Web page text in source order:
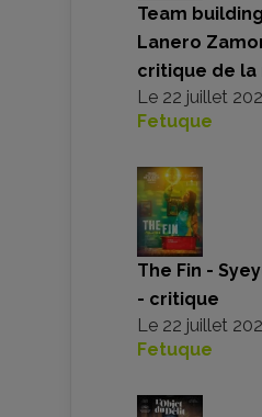
Team
Lanero
critique de la
Le 22 juillet
Fetuque
The Fin -
- critique
Le 22 juillet
Fetuque